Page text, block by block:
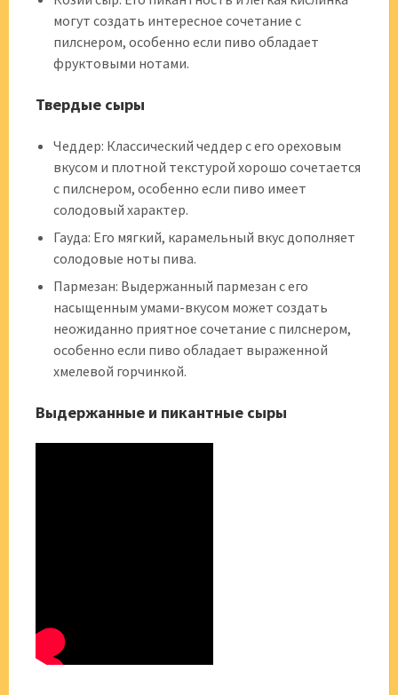
могут создать интересное сочетание с
пилснером, особенно если пиво обладает
фруктовыми нотами.
Твердые сыры
Чеддер: Классический чеддер с его ореховым
вкусом и плотной текстурой хорошо сочетается
с пилснером, особенно если пиво имеет
солодовый характер.
Гауда: Его мягкий, карамельный вкус дополняет
солодовые ноты пива.
Пармезан: Выдержанный пармезан с его
насыщенным умами-вкусом может создать
неожиданно приятное сочетание с пилснером,
особенно если пиво обладает выраженной
хмелевой горчинкой.
Выдержанные и пикантные сыры